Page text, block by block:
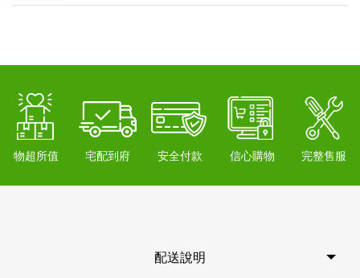
物超所值 宅配到府 安全付款 信心購物 完整售服
配送說明